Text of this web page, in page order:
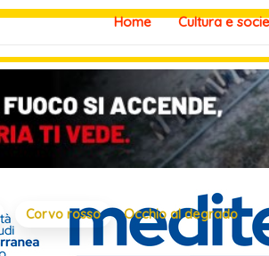
Home Cultura e
Corvo rosso Occhio al degrado